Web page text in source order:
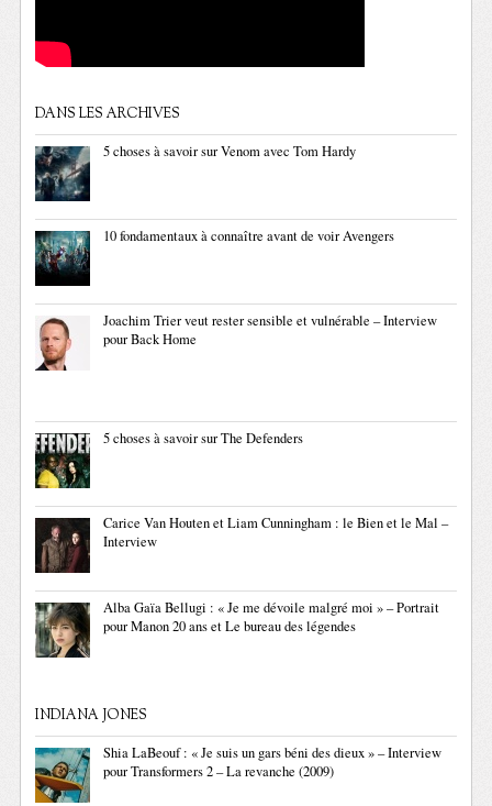
DANS LES ARCHIVES
5 choses à savoir sur Venom avec Tom Hardy
10 fondamentaux à connaître avant de voir Avengers
Joachim Trier veut rester sensible et vulnérable – Interview
pour Back Home
5 choses à savoir sur The Defenders
Carice Van Houten et Liam Cunningham : le Bien et le Mal –
Interview
Alba Gaïa Bellugi : « Je me dévoile malgré moi » – Portrait
pour Manon 20 ans et Le bureau des légendes
INDIANA JONES
Shia LaBeouf : « Je suis un gars béni des dieux » – Interview
pour Transformers 2 – La revanche (2009)